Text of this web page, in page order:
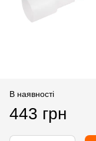
В наявності
443 грн